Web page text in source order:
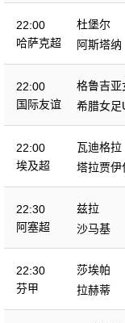
22:00
哈萨克超
杜堡尔
阿斯塔纳
22:00
国际友谊
格鲁吉亚
希腊女足
22:00
埃及超
瓦迪格拉
塔拉贾伊
22:30
阿塞超
兹拉
沙马基
22:30
芬甲
莎埃帕
拉赫蒂